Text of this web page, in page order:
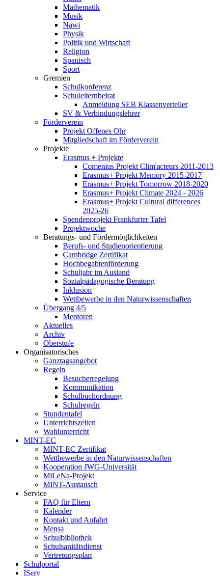
Mathematik
Musik
Nawi
Physik
Politik und Wirtschaft
Religion
Spanisch
Sport
Gremien
Schulkonferenz
Schulelternbeirat
Anmeldung SEB Klassenverteiler
SV & Verbindungslehrer
Förderverein
Projekt Offenes Ohr
Mitgliedschaft im Förderverein
Projekte
Erasmus + Projekte
Comenius Projekt Clim'acteurs 2011-2013
Erasmus+ Projekt Memory 2015-2017
Erasmus+ Projekt Tomorrow 2018-2020
Erasmus+ Projekt Climate 2024 - 2026
Erasmus+ Projekt Cultural differences
2025-26
Spendenprojekt Frankfurter Tafel
Projektwoche
Beratungs- und Fördermöglichkeiten
Berufs- und Studienorientierung
Cambridge Zertifikat
Hochbegabtenförderung
Schuljahr im Ausland
Sozialpädagogische Beratung
Inklusion
Wettbewerbe in den Naturwissenschaften
Übergang 4/5
Mentoren
Aktuelles
Archiv
Oberstufe
Organisatorisches
Ganztagsangebot
Regeln
Besucherregelung
Kommunikation
Schulbuchordnung
Schulregeln
Stundentafel
Unterrichtszeiten
Wahlunterricht
MINT-EC
MINT-EC Zertifikat
Wettbewerbe in den Naturwissenschaften
Kooperation JWG-Universität
MiLeNa-Projekt
MINT-Austausch
Service
FAQ für Eltern
Kalender
Kontakt und Anfahrt
Mensa
Schulbibliothek
Schulsanitätsdienst
Vertretungsplan
Schulportal
IServ